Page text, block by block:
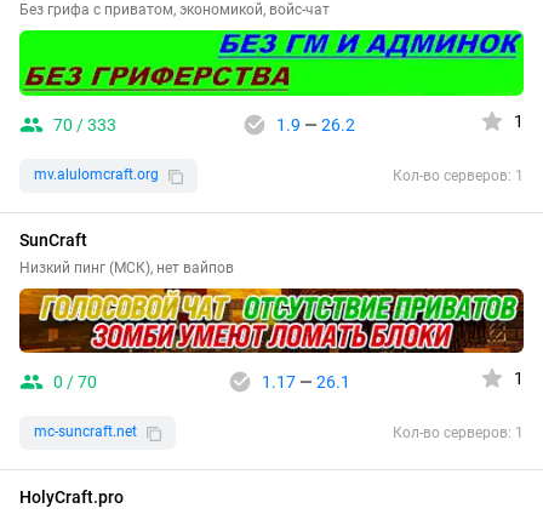
Без грифа с приватом, экономикой, войс-чат
70 / 333 1.9 — 26.2 1
mv.alulomcraft.org Кол-во серверов: 1
SunCraft
Низкий пинг (МСК), нет вайпов
0 / 70 1.17— 26.1 1
mc-suncraft.net Кол-во серверов: 1
HolyCraft.pro